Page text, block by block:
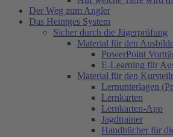
Der Weg zum Angler
Das Heintges System
Sicher durch die Jägerprüfung
Material für den
PowerPoint
E-Learning für
Material für den
Lernunterlagen
Lernkarten
Lernkarten-App
Jagdtrainer
Handbücher für